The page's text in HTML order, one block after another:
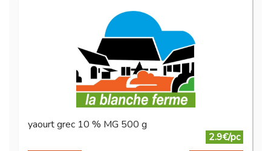
yaourt grec 10 % MG 500 g
2.9€/pc